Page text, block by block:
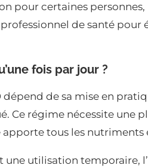
pour certaines
de santé pour
fois par jour ?
de sa mise en
Ce régime nécessite une
apporte tous les nutriments
une utilisation temporaire,